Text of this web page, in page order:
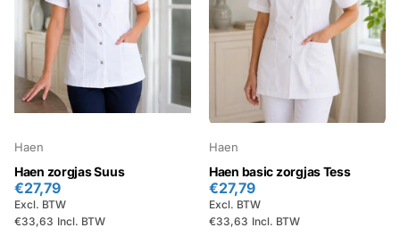
Haen
Haen zorgjas Suus
€33,63 Incl. BTW
€27,79
Excl. BTW
Haen
Haen basic zorgjas Tess
€33,63 Incl. BTW
€27,79
Excl. BTW